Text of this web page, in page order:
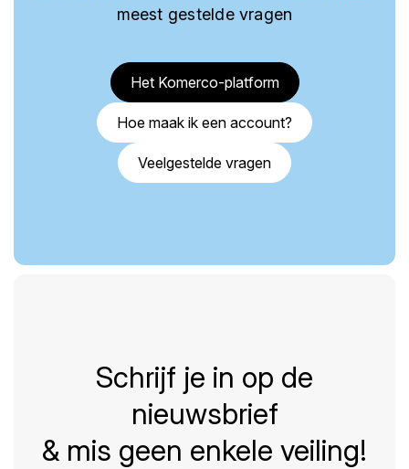
meest gestelde vragen
Het Komerco-platform
Hoe maak ik een account?
Veelgestelde vragen
Schrijf je in op de
nieuwsbrief
& mis geen enkele veiling!